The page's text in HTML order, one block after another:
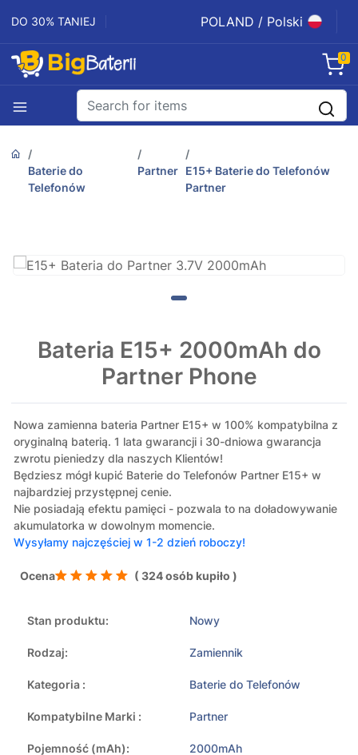
DO 30% TANIEJ POLAND / Polski
0
Baterie do
Telefonów
Partner
E15+ Baterie do Telefonów
Partner
Bateria E15+ 2000mAh do
Partner Phone
Nowa zamienna bateria Partner E15+ w 100% kompatybilna z
oryginalną baterią. 1 lata gwarancji i 30-dniowa gwarancja
zwrotu pieniedzy dla naszych Klientów!
Będziesz mógł kupić Baterie do Telefonów Partner E15+ w
najbardziej przystępnej cenie.
Nie posiadają efektu pamięci - pozwala to na doładowywanie
akumulatorka w dowolnym momencie.
Wysyłamy najczęściej w 1-2 dzień roboczy!
Ocena ( 324 osób kupiło )
Stan produktu: Nowy
Rodzaj: Zamiennik
Kategoria : Baterie do Telefonów
Kompatybilne Marki : Partner
Pojemność (mAh):
2000mAh